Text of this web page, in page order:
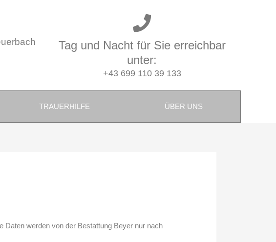
Tag und Nacht für Sie erreichbar
unter:
+43 699 110 39 133
TRAUERHILFE ÜBER UNS
Daten werden von der Bestattung Beyer nur nach